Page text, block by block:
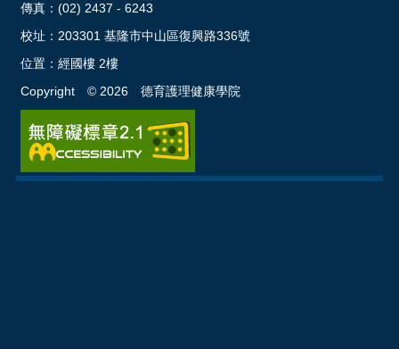
傳真：(02) 2437 - 6243
校址： 203301 基隆市中山區復興路336號
位置： 經國樓 2樓
Copyright © 2026德育護理健康學院